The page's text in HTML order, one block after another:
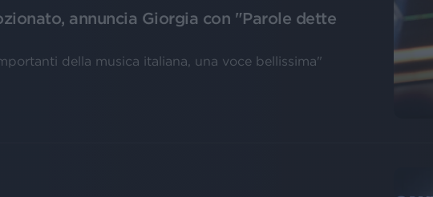
annuncia Giorgia con "Parole dette
della musica italiana, una voce bellissima"